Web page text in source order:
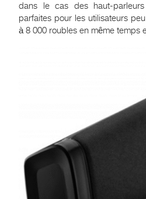
dans le cas des haut-
parfaites pour les utilisateurs
à 8 000 roubles en même temps